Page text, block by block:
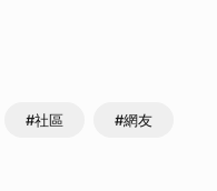
#社區 #網友